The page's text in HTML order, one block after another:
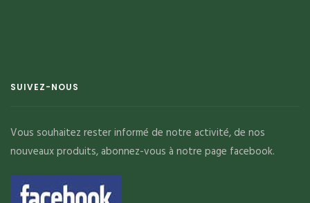
SUIVEZ-NOUS
Vous souhaitez rester informé de notre activité, de nos
nouveaux produits, abonnez-vous à notre page facebook.